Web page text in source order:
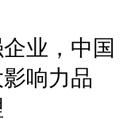
业，中国
响力品